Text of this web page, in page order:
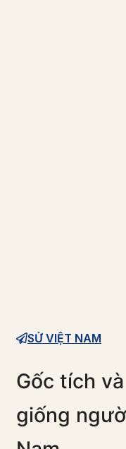
SỬ VIỆT NAM
Gốc tích
giống